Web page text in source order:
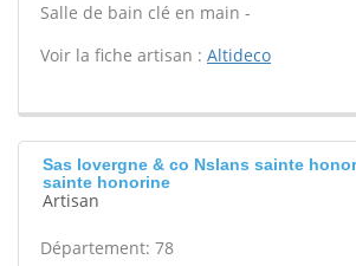
Salle de bain clé en main -
Voir la fiche artisan : Altideco
Sas lovergne & co Nslans sainte
sainte honorine
Artisan
Département: 78